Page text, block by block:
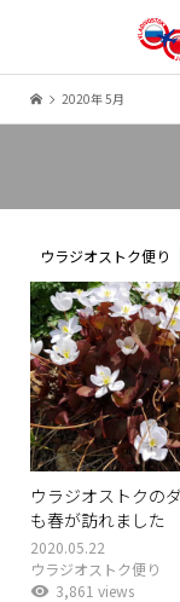
2020年 5月
ウラジオストク便り
ウラジオストクの
も春が訪れました
2020.05.22
ウラジオストク便り
3,861 views